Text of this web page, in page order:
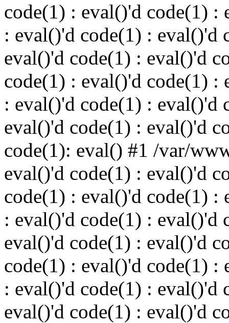
code(1) : eval()'d code(1) :
: eval()'d code(1) : eval()'d
eval()'d code(1) : eval()'d
code(1) : eval()'d code(1) :
: eval()'d code(1) : eval()'d
eval()'d code(1) : eval()'d
code(1): eval() #1 /var/
eval()'d code(1) : eval()'d
code(1) : eval()'d code(1) :
: eval()'d code(1) : eval()'d
eval()'d code(1) : eval()'d
code(1) : eval()'d code(1) :
: eval()'d code(1) : eval()'d
eval()'d code(1) : eval()'d